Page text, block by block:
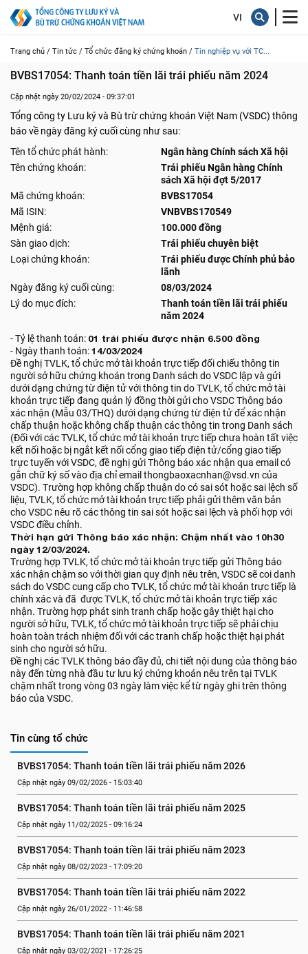
Trang chủ / Tin tức / Tổ chức đăng ký chứng khoán / Tin nghiệp vụ với TC...
BVBS17054: Thanh toán tiền lãi trái phiếu năm 2024
Cập nhật ngày 20/02/2024 - 09:37:01
Tổng công ty Lưu ký và Bù trừ chứng khoán Việt Nam (VSDC) thông
báo về ngày đăng ký cuối cùng như sau:
Tên tổ chức phát hành:
Ngân hàng Chính sách Xã hội
Tên chứng khoán:
Trái phiếu Ngân hàng Chính
sách Xã hội đợt 5/2017
Mã chứng khoán:
BVBS17054
Mã ISIN:
VNBVBS170549
Mệnh giá:
100.000 đồng
Sàn giao dịch:
Trái phiếu chuyên biệt
Loại chứng khoán:
Trái phiếu được Chính phủ bảo
lãnh
Ngày đăng ký cuối cùng:
08/03/2024
Lý do mục đích:
Thanh toán tiền lãi trái phiếu
năm 2024
- Tỷ lệ thanh toán: 01 trái phiếu được nhận 6.500 đồng
- Ngày thanh toán:14/03/2024
Đề nghị TVLK, tổ chức mở tài khoản trực tiếp đối chiếu thông tin
người sở hữu chứng khoán trong Danh sách do VSDC lập và gửi
dưới dạng chứng từ điện tử với thông tin do TVLK, tổ chức mở tài
khoản trực tiếp đang quản lý đồng thời gửi cho VSDC Thông báo
xác nhận (Mẫu 03/THQ) dưới dạng chứng từ điện tử để xác nhận
chấp thuận hoặc không chấp thuận các thông tin trong Danh sách
(Đối với các TVLK, tổ chức mở tài khoản trực tiếp chưa hoàn tất việc
kết nối hoặc bị ngắt kết nối cổng giao tiếp điện tử/cổng giao tiếp
trực tuyến với VSDC, đề nghị gửi Thông báo xác nhận qua email có
gắn chữ ký số vào địa chỉ email thongbaoxacnhan@vsd.vn của
VSDC). Trường hợp không chấp thuận do có sai sót hoặc sai lệch số
liệu, TVLK, tổ chức mở tài khoản trực tiếp phải gửi thêm văn bản
cho VSDC nêu rõ các thông tin sai sót hoặc sai lệch và phối hợp với
VSDC điều chỉnh.
Thời hạn gửi Thông báo xác nhận: Chậm nhất vào 10h30
ngày 12/03/2024.
Trường hợp TVLK, tổ chức mở tài khoản trực tiếp gửi Thông báo
xác nhận chậm so với thời gian quy định nêu trên, VSDC sẽ coi danh
sách do VSDC cung cấp cho TVLK, tổ chức mở tài khoản trực tiếp là
chính xác và đã được TVLK, tổ chức mở tài khoản trực tiếp xác
nhận. Trường hợp phát sinh tranh chấp hoặc gây thiệt hại cho
người sở hữu, TVLK, tổ chức mở tài khoản trực tiếp sẽ phải chịu
hoàn toàn trách nhiệm đối với các tranh chấp hoặc thiệt hại phát
sinh cho người sở hữu.
Đề nghị các TVLK thông báo đầy đủ, chi tiết nội dung của thông báo
này đến từng nhà đầu tư lưu ký chứng khoán nêu trên tại TVLK
chậm nhất trong vòng 03 ngày làm việc kể từ ngày ghi trên thông
báo của VSDC.
Tin cùng tổ chức
BVBS17054: Thanh toán tiền lãi trái phiếu năm 2026
Cập nhật ngày 09/02/2026 - 15:03:40
BVBS17054: Thanh toán tiền lãi trái phiếu năm 2025
Cập nhật ngày 11/02/2025 - 09:16:24
BVBS17054: Thanh toán tiền lãi trái phiếu năm 2023
Cập nhật ngày 08/02/2023 - 17:09:20
BVBS17054: Thanh toán tiền lãi trái phiếu năm 2022
Cập nhật ngày 26/01/2022 - 11:46:58
BVBS17054: Thanh toán tiền lãi trái phiếu năm 2021
Cập nhật ngày 03/02/2021 - 17:26:25